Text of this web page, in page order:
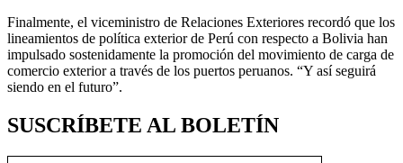
Finalmente, el viceministro de Relaciones Exteriores recordó que los
lineamientos de política exterior de Perú con respecto a Bolivia han
impulsado sostenidamente la promoción del movimiento de carga de
comercio exterior a través de los puertos peruanos. “Y así seguirá
siendo en el futuro”.
SUSCRÍBETE AL BOLETÍN